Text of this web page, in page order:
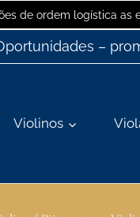
de ordem logística as
–
Violinos